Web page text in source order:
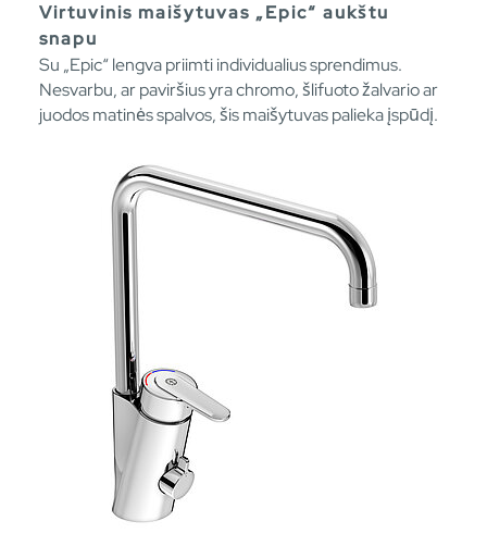
Virtuvinis maišytuvas „Epic“ aukštu
snapu
Su „Epic“ lengva priimti individualius sprendimus.
Nesvarbu, ar paviršius yra chromo, šlifuoto žalvario ar
juodos matinės spalvos, šis maišytuvas palieka įspūdį.